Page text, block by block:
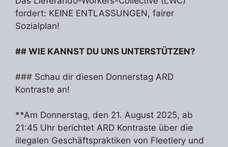
fordert: KEINE ENTLASSUNGEN, fairer
Sozialplan!
## WIE KANNST DU UNS UNTERSTÜTZEN?
### Schau dir diesen Donnerstag ARD
Kontraste an!
**Am Donnerstag, den 21. August 2025, ab
21:45 Uhr berichtet ARD Kontraste über die
illegalen Geschäftspraktiken von Fleetlery und